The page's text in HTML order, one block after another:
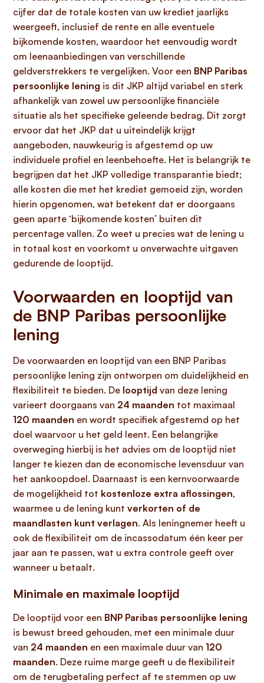
cijfer dat de totale kosten van uw krediet jaarlijks
weergeeft, inclusief de rente en alle eventuele
bijkomende kosten, waardoor het eenvoudig wordt
om leenaanbiedingen van verschillende
geldverstrekkers te vergelijken. Voor een BNP Paribas
persoonlijke lening is dit JKP altijd variabel en sterk
afhankelijk van zowel uw persoonlijke financiële
situatie als het specifieke geleende bedrag. Dit zorgt
ervoor dat het JKP dat u uiteindelijk krijgt
aangeboden, nauwkeurig is afgestemd op uw
individuele profiel en leenbehoefte. Het is belangrijk te
begrijpen dat het JKP volledige transparantie biedt;
alle kosten die met het krediet gemoeid zijn, worden
hierin opgenomen, wat betekent dat er doorgaans
geen aparte ‘bijkomende kosten’ buiten dit
percentage vallen. Zo weet u precies wat de lening u
in totaal kost en voorkomt u onverwachte uitgaven
gedurende de looptijd.
Voorwaarden en looptijd van
de BNP Paribas persoonlijke
lening
De voorwaarden en looptijd van een BNP Paribas
persoonlijke lening zijn ontworpen om duidelijkheid en
flexibiliteit te bieden. De looptijd van deze lening
varieert doorgaans van 24 maanden tot maximaal
120 maanden en wordt specifiek afgestemd op het
doel waarvoor u het geld leent. Een belangrijke
overweging hierbij is het advies om de looptijd niet
langer te kiezen dan de economische levensduur van
het aankoopdoel. Daarnaast is een kernvoorwaarde
de mogelijkheid tot kostenloze extra aflossingen,
waarmee u de lening kunt verkorten of de
maandlasten kunt verlagen. Als leningnemer heeft u
ook de flexibiliteit om de incassodatum één keer per
jaar aan te passen, wat u extra controle geeft over
wanneer u betaalt.
Minimale en maximale looptijd
De looptijd voor een BNP Paribas persoonlijke lening
is bewust breed gehouden, met een minimale duur
van 24 maanden en een maximale duur van 120
maanden. Deze ruime marge geeft u de flexibiliteit
om de terugbetaling perfect af te stemmen op uw